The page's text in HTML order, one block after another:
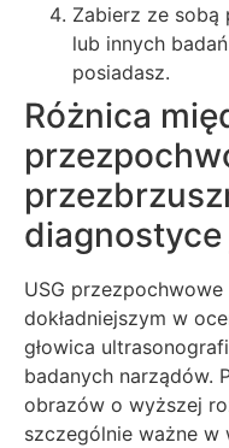
Zabierz ze sobą
lub innych
posiadasz.
Różnica
USG
dokładniejszym w
głowica
badanych narządów.
obrazów o wyższej
szczególnie ważne